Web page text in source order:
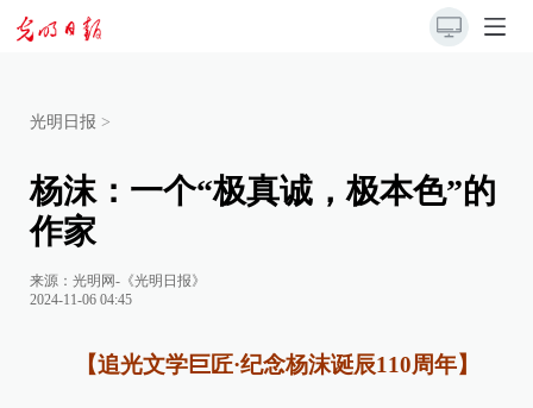
光明日报 >
杨沫：一个“极真诚，极本色”的
作家
来源： 光明网-《光明日报》
2024-11-06 04:45
【追光文学巨匠·纪念杨沫诞辰110周年】